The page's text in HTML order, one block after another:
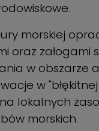
morskiej
załogami
w obszarze
w
lokalnych
morskich.